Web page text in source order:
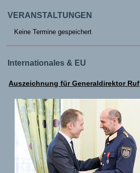
VERANSTALTUNGEN
Keine Termine gespeichert
Internationales & EU
Auszeichnung für Generaldirektor Ruf